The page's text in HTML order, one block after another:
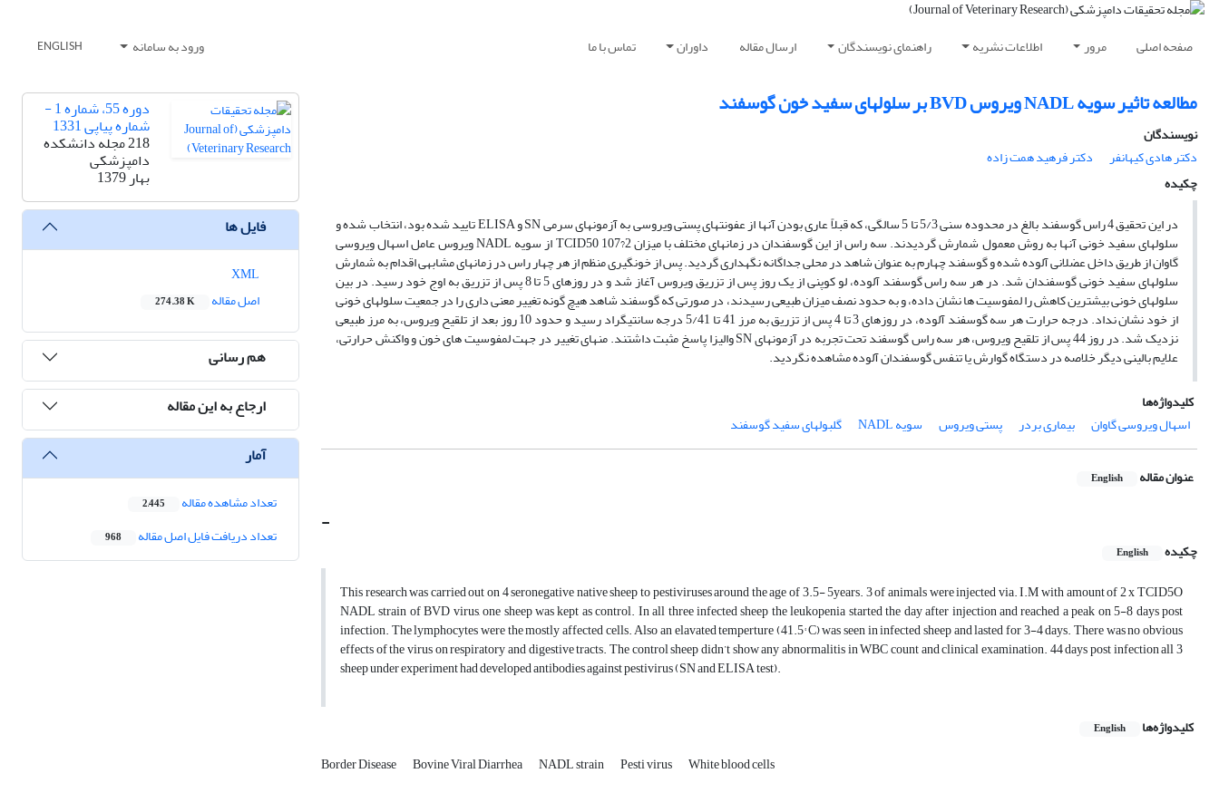
صفحه اصلی مرور اطلاعات نشریه راهنمای نویسندگان ارسال مقاله داوران تماس با ما ورود به سامانه ENGLISH
مطالعه تاثیر سویه NADL ویروس BVD بر سلولهای سفید خون گوسفند
نویسندگان
دکتر هادی کیهانفر
دکتر فرهید همت زاده
چکیده
در این تحقیق 4 راس گوسفند بالغ در محدوده سنی 5/3 تا 5 سالگی، که قبلاً عاری بودن آنها از عفونتهای پستی ویروسی به آزمونهای سرمی SN و ELISA تایید شده بود، انتخاب شده و
سلولهای سفید خونی آنها به روش معمول شمارش گردیدند. سه راس از این گوسفندان در زمانهای مختلف با میزان TCID50 107?2 از سویه NADL ویروس عامل اسهال ویروسی
گاوان از طریق داخل عضلانی آلوده شده و گوسفند چهارم به عنوان شاهد در محلی جداگانه نگهداری گردید. پس از خونگیری منظم از هر چهار راس در زمانهای مشابهی اقدام به شمارش
سلولهای سفید خونی گوسفندان شد. در هر سه راس گوسفند آلوده، لو کوپنی از یک روز پس از تزریق ویروس آغاز شد و در روزهای 5 تا 8 پس از تزریق به اوج خود رسید. در بین
سلولهای خونی بیشترین کاهش را لمفوسیت ها نشان داده، و به حدود نصف میزان طبیعی رسیدند، در صورتی که گوسفند شاهد هیچ گونه تغییر معنی داری را در جمعیت سلولهای خونی
از خود نشان نداد. درجه حرارت هر سه گوسفند آلوده، در روزهای 3 تا 4 پس از تزریق به مرز 41 تا 5/41 درجه سانتیگراد رسید و حدود 10 روز بعد از تلقیح ویروس، به مرز طبیعی
نزدیک شد. در روز 44 پس از تلقیح ویروس، هر سه راس گوسفند تحت تجربه در آزمونهای SN والیزا پاسخ مثبت داشتند. منهای تغییر در جهت لمفوسیت های خون و واکنش حرارتی،
علایم بالینی دیگر خلاصه در دستگاه گوارش یا تنفس گوسفندان آلوده مشاهده نگردید.
کلیدواژه‌ها
اسهال ویروسی گاوان
بیماری بردر پستی ویروس سویه NADL گلبولهای سفید گوسفند
عنوان مقاله English
-
چکیده English
This research was carried out on 4 seronegative native sheep to pestiviruses around the age of 3.5- 5years. 3 of animals were injected via. I.M with amount of 2 x TCID5O
NADL strain of BVD virus, one sheep was kept as control. In all three infected sheep the leukopenia started the day after injection and reached a peak on 5-8 days post
infection. The lymphocytes were the mostly affected cells. Also an elavated temperture (41.5° C) was seen in infected sheep and lasted for 3-4 days. There was no obvious
effects of the virus on respiratory and digestive tracts. The control sheep didn’t show any abnormalitis in WBC count and clinical examination. 44 days post infection all 3
sheep under experiment had developed antibodies against pestivirus (SN and ELISA test).
کلیدواژه‌ها English
Border Disease Bovine Viral Diarrhea NADL strain Pesti virus White blood cells
دوره 55، شماره 1 -
شماره پیاپی 1331
218 مجله دانشکده
دامپزشکی
بهار 1379
فایل ها
اصل مقاله
274.38 K
هم رسانی
ارجاع به این مقاله
آمار
تعداد مشاهده مقاله 2,445
تعداد دریافت فایل اصل مقاله 968